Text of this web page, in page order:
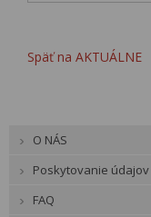
Späť na AKTUÁLNE
O NÁS
Poskytovanie údajov
FAQ